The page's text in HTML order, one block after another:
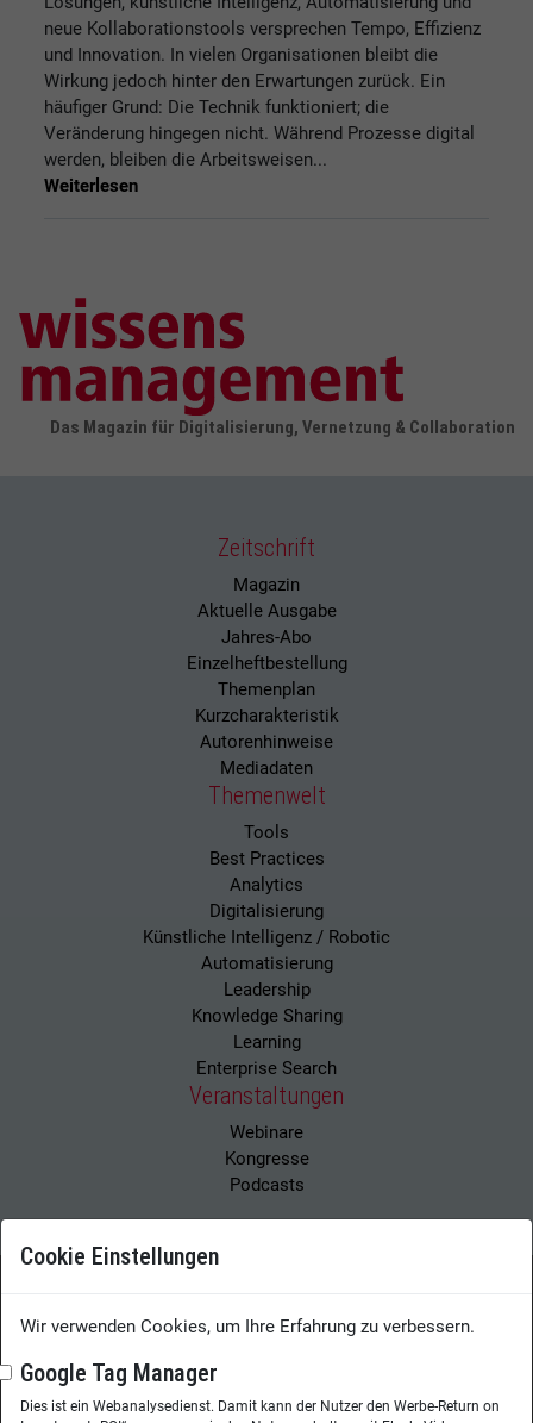
neue Kollaborationstools versprechen Tempo, Effizienz
und Innovation. In vielen Organisationen bleibt die
Wirkung jedoch hinter den Erwartungen zurück. Ein
häufiger Grund: Die Technik funktioniert; die
Veränderung hingegen nicht. Während Prozesse digital
werden, bleiben die Arbeitsweisen...
Weiterlesen
Das Magazin für Digitalisierung, Vernetzung & Collaboration
Zeitschrift
Magazin
Aktuelle Ausgabe
Jahres-Abo
Einzelheftbestellung
Themenplan
Kurzcharakteristik
Autorenhinweise
Mediadaten
Themenwelt
Tools
Best Practices
Analytics
Digitalisierung
Künstliche Intelligenz / Robotic
Automatisierung
Leadership
Knowledge Sharing
Learning
Enterprise Search
Veranstaltungen
Webinare
Kongresse
Podcasts
Wissensmanagement Magazin
Impressum
Cookie Einstellungen
Wir verwenden Cookies, um Ihre Erfahrung zu verbessern.
Google Tag Manager
Dies ist ein Webanalysedienst. Damit kann der Nutzer den Werbe-Return on